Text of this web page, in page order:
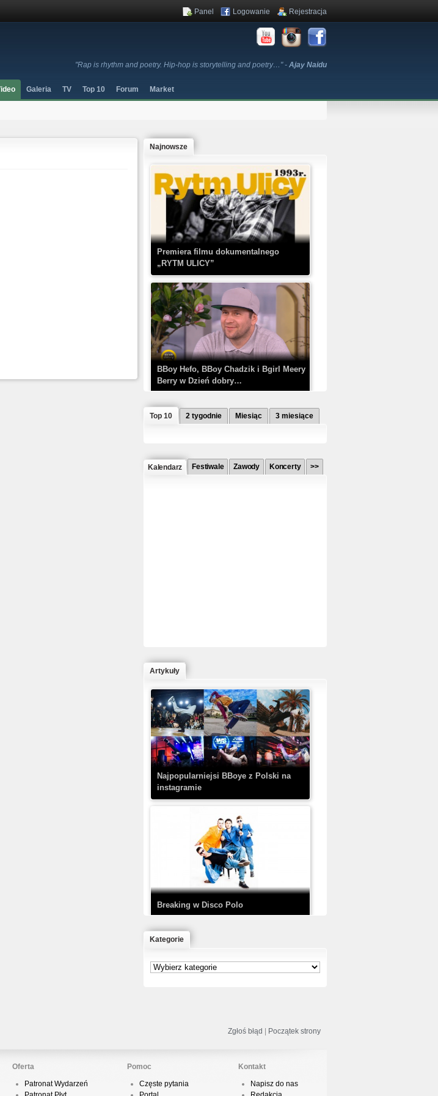
"Rap is rhythm and poetry. Hip-hop is storytelling and poetry…" - Ajay Naidu
Panel Logowanie Rejestracja
Galeria TV Top 10 Forum Market
Najnowsze
Premiera filmu dokumentalnego
„RYTM ULICY”
BBoy Hefo, BBoy Chadzik i Bgirl Meery
Berry w Dzień dobry…
Kaczorex w najnowszym klipie: HRYPA
– Kobieta z walizką
TEDE & SIR MICH - KICKDOWN /
DISCO NOIR
Prod. Chubeats, Scratch:…
KrisBo - Cienie
Top 10 2 tygodnie Miesiąc 3 miesiące
Kalendarz Festiwale Zawody Koncerty >>
Artykuły
Najpopularniejsi BBoye z Polski na
instagramie
Breaking w Disco Polo
Kategorie
Zgłoś błąd | Początek strony
Oferta
Patronat Wydarzeń
Pomoc
Częste pytania
Kontakt
Napisz do nas